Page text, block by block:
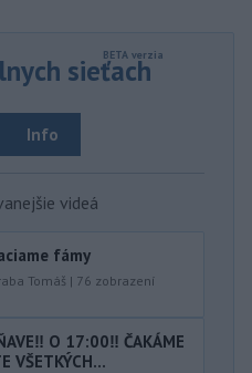
sieťach
Info
videá
fámy
Tomáš | 76 zobrazení
O 17:00‼️ ČAKÁME
VŠETKÝCH...